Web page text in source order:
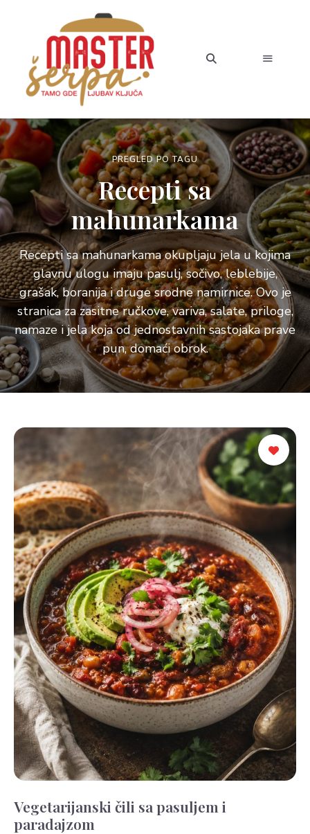
PREGLED PO TAGU
Recepti sa
mahunarkama
Recepti sa mahunarkama okupljaju jela u kojima
glavnu ulogu imaju pasulj, sočivo, leblebije,
grašak, boranija i druge srodne namirnice. Ovo je
stranica za zasitne ručkove, variva, salate, priloge,
namaze i jela koja od jednostavnih sastojaka prave
pun, domaći obrok.
Vegetarijanski čili sa pasuljem i
paradajzom